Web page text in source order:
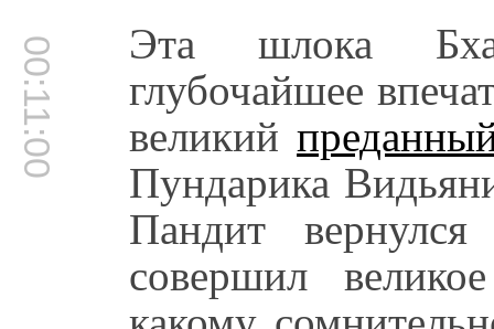
00:11:00 Эта шлока
глубочайшее
великий
Пундарика
Пандит
совершил